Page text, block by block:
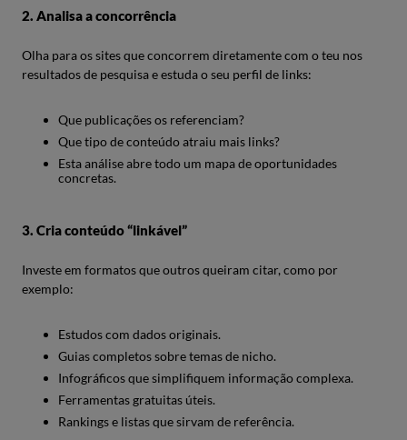
2. Analisa a concorrência
Olha para os sites que concorrem diretamente com o teu nos
resultados de pesquisa e estuda o seu perfil de links:
Que publicações os referenciam?
Que tipo de conteúdo atraiu mais links?
Esta análise abre todo um mapa de oportunidades
concretas.
3. Cria conteúdo “linkável”
Investe em formatos que outros queiram citar, como por
exemplo:
Estudos com dados originais.
Guias completos sobre temas de nicho.
Infográficos que simplifiquem informação complexa.
Ferramentas gratuitas úteis.
Rankings e listas que sirvam de referência.